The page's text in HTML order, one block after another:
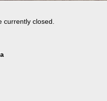
currently closed.